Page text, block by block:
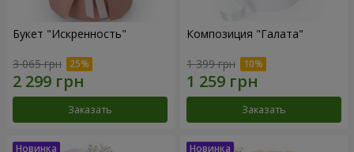
Букет "Искренность"
3 065 грн
Заказать
Композиция "Галата"
1 399 грн
Заказать